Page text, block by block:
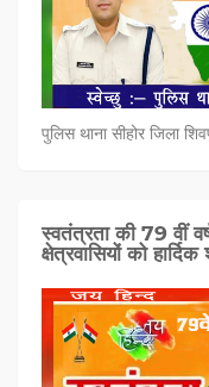
पुलिस थाना सीहोर जिला
स्वतंत्रता की 79 वीं
क्षेत्रवासियों को